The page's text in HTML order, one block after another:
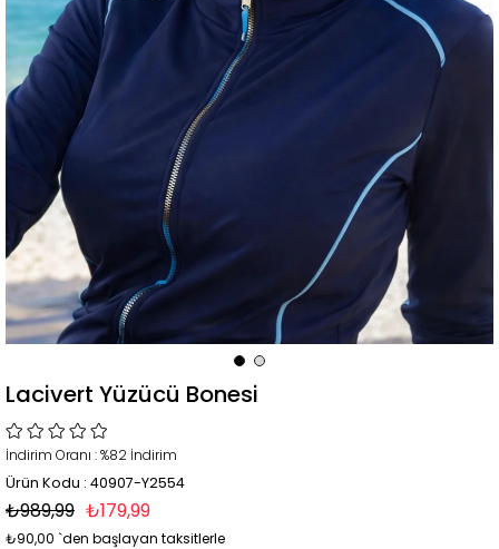
Lacivert Yüzücü Bonesi
İndirim Oranı :%82 İndirim
Ürün Kodu : 40907-Y2554
₺989,99 ₺179,99
₺90,00 `den başlayan taksitlerle